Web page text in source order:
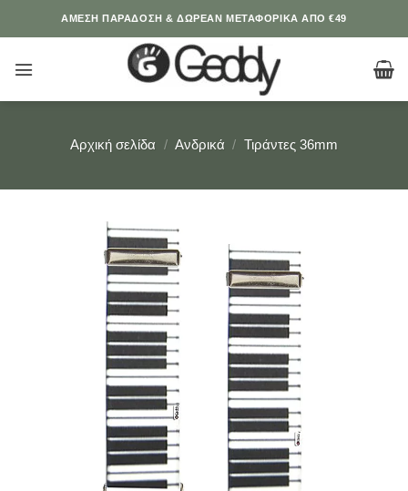
ΆΜΕΣΗ ΠΑΡΑΔΟΣΗ & ΔΩΡΕΑΝ ΜΕΤΑΦΟΡΙΚΑ ΑΠΟ €49
Αρχική σελίδα / Ανδρικά / Τιράντες 36mm